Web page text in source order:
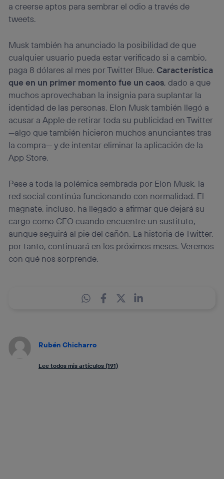
a creerse aptos para sembrar el odio a través de
tweets.
Musk también ha anunciado la posibilidad de que
cualquier usuario pueda estar verificado si a cambio,
paga 8 dólares al mes por Twitter Blue. Característica
que en un primer momento fue un caos, dado a que
muchos aprovechaban la insignia para suplantar la
identidad de las personas. Elon Musk también llegó a
acusar a Apple de retirar toda su publicidad en Twitter
—algo que también hicieron muchos anunciantes tras
la compra— y de intentar eliminar la aplicación de la
App Store.
Pese a toda la polémica sembrada por Elon Musk, la
red social continúa funcionando con normalidad. El
magnate, incluso, ha llegado a afirmar que dejará su
cargo como CEO cuando encuentre un sustituto,
aunque seguirá al pie del cañón. La historia de Twitter,
por tanto, continuará en los próximos meses. Veremos
con qué nos sorprende.
Rubén Chicharro
Lee todos mis artículos (191)